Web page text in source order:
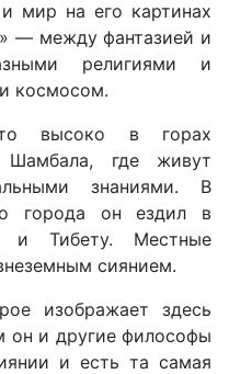
мир на его картинах
— между фантазией и
религиями и
космосом.
высоко в горах
Шамбала, где живут
знаниями. В
города он ездил в
и Тибету. Местные
сиянием.
изображает здесь
он и другие философы
и есть та самая